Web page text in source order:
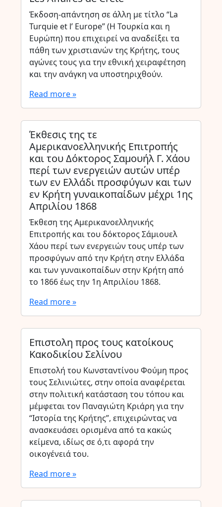
Έκδοση-απάντηση σε άλλη με τίτλο “La
Turquie et l’ Europe” (Η Τουρκία και η
Ευρώπη) που επιχειρεί να αναδείξει τα
πάθη των χριστιανών της Κρήτης, τους
αγώνες τους για την εθνική χειραφέτηση
και την ανάγκη να υποστηριχθούν.
Read more »
Έκθεσις της τε
Αμερικανοελληνικής Επιτροπής
και του Δόκτορος Σαμουήλ Γ. Χάου
περί των ενεργειών αυτών υπέρ
των εν Ελλάδι προσφύγων και των
εν Κρήτη γυναικοπαίδων μέχρι 1ης
Απριλίου 1868
Έκθεση της Αμερικανοελληνικής
Επιτροπής και του δόκτορος Σάμιουελ
Χάου περί των ενεργειών τους υπέρ των
προσφύγων από την Κρήτη στην Ελλάδα
και των γυναικοπαίδων στην Κρήτη από
το 1866 έως την 1η Απριλίου 1868.
Read more »
Επιστολη προς τους κατοίκους
Κακοδικίου Σελίνου
Επιστολή του Κωνσταντίνου Φούμη προς
τους Σελινιώτες, στην οποία αναφέρεται
στην πολιτική κατάσταση του τόπου και
μέμφεται τον Παναγιώτη Κριάρη για την
“Ιστορία της Κρήτης”, επιχειρώντας να
ανασκευάσει ορισμένα από τα κακώς
κείμενα, ιδίως σε ό,τι αφορά την
οικογένειά του.
Read more »